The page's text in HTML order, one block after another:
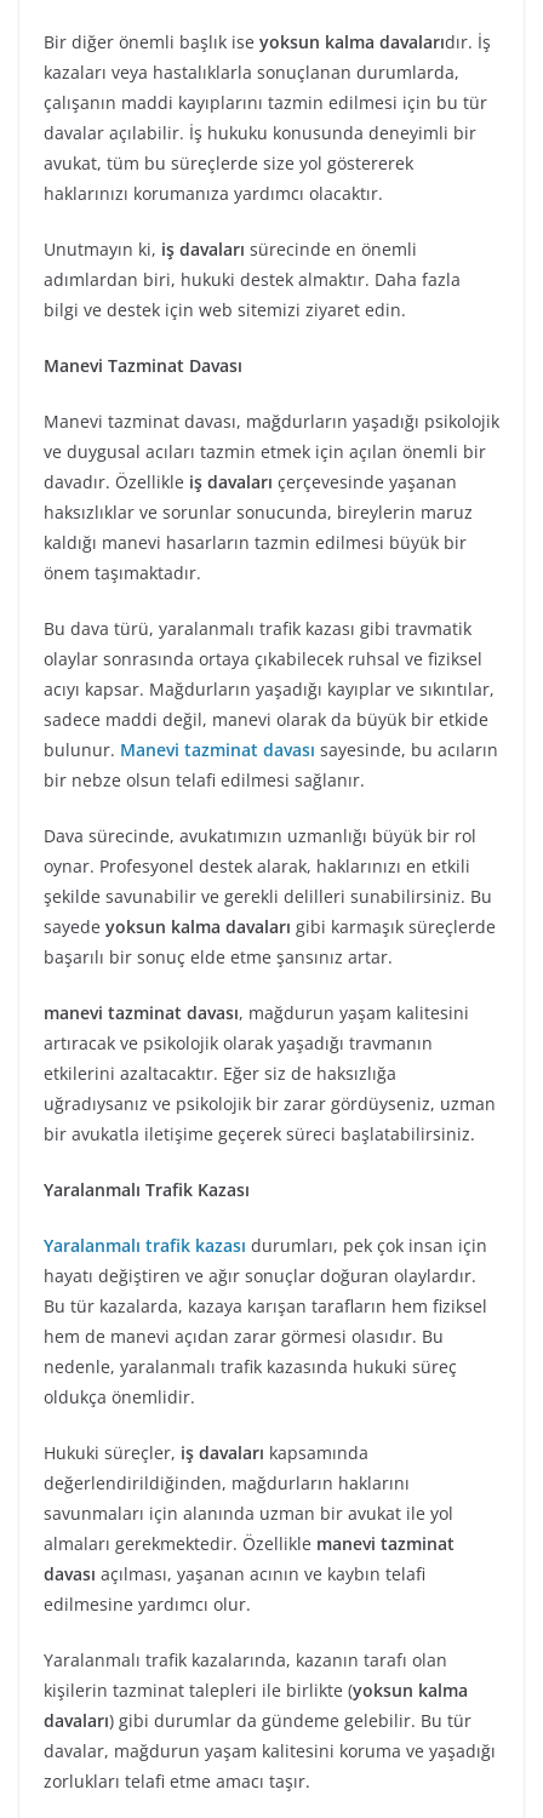
Bir diğer önemli başlık ise yoksun kalma davalarıdır. İş
kazaları veya hastalıklarla sonuçlanan durumlarda,
çalışanın maddi kayıplarını tazmin edilmesi için bu tür
davalar açılabilir. İş hukuku konusunda deneyimli bir
avukat, tüm bu süreçlerde size yol göstererek
haklarınızı korumanıza yardımcı olacaktır.
Unutmayın ki, iş davaları sürecinde en önemli
adımlardan biri, hukuki destek almaktır. Daha fazla
bilgi ve destek için web sitemizi ziyaret edin.
Manevi Tazminat Davası
Manevi tazminat davası, mağdurların yaşadığı psikolojik
ve duygusal acıları tazmin etmek için açılan önemli bir
davadır. Özellikle iş davaları çerçevesinde yaşanan
haksızlıklar ve sorunlar sonucunda, bireylerin maruz
kaldığı manevi hasarların tazmin edilmesi büyük bir
önem taşımaktadır.
Bu dava türü, yaralanmalı trafik kazası gibi travmatik
olaylar sonrasında ortaya çıkabilecek ruhsal ve fiziksel
acıyı kapsar. Mağdurların yaşadığı kayıplar ve sıkıntılar,
sadece maddi değil, manevi olarak da büyük bir etkide
bulunur. Manevi tazminat davası sayesinde, bu acıların
bir nebze olsun telafi edilmesi sağlanır.
Dava sürecinde, avukatımızın uzmanlığı büyük bir rol
oynar. Profesyonel destek alarak, haklarınızı en etkili
şekilde savunabilir ve gerekli delilleri sunabilirsiniz. Bu
sayede yoksun kalma davaları gibi karmaşık süreçlerde
başarılı bir sonuç elde etme şansınız artar.
manevi tazminat davası, mağdurun yaşam kalitesini
artıracak ve psikolojik olarak yaşadığı travmanın
etkilerini azaltacaktır. Eğer siz de haksızlığa
uğradıysanız ve psikolojik bir zarar gördüyseniz, uzman
bir avukatla iletişime geçerek süreci başlatabilirsiniz.
Yaralanmalı Trafik Kazası
Yaralanmalı trafik kazası durumları, pek çok insan için
hayatı değiştiren ve ağır sonuçlar doğuran olaylardır.
Bu tür kazalarda, kazaya karışan tarafların hem fiziksel
hem de manevi açıdan zarar görmesi olasıdır. Bu
nedenle, yaralanmalı trafik kazasında hukuki süreç
oldukça önemlidir.
Hukuki süreçler, iş davaları kapsamında
değerlendirildiğinden, mağdurların haklarını
savunmaları için alanında uzman bir avukat ile yol
almaları gerekmektedir. Özellikle manevi tazminat
davası açılması, yaşanan acının ve kaybın telafi
edilmesine yardımcı olur.
Yaralanmalı trafik kazalarında, kazanın tarafı olan
kişilerin tazminat talepleri ile birlikte (yoksun kalma
davaları) gibi durumlar da gündeme gelebilir. Bu tür
davalar, mağdurun yaşam kalitesini koruma ve yaşadığı
zorlukları telafi etme amacı taşır.